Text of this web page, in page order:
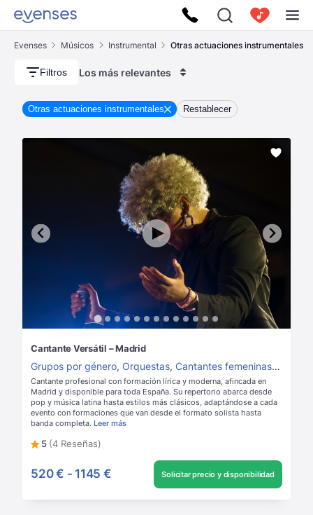
Evenses Músicos Instrumental Otras actuaciones instrumentales
Filtros Los más relevantes
Otras actuaciones instrumentales Restablecer
Cantante Versátil – Madrid
Grupos por género, Orquestas, Cantantes femeninas,Dúos
Cantante profesional con formación lírica y moderna, afincada en
Madrid y disponible para toda España. Su repertorio abarca desde
pop y música latina hasta estilos más clásicos, adaptándose a cada
evento con formaciones que van desde el formato solista hasta
banda completa. Leer más
5 (4 Reseñas)
520 € - 1145 € Solicitar precio y disponibilidad